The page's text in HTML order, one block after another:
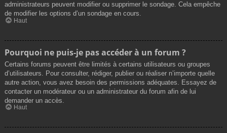
administrateurs peuvent modifier ou supprimer le sondage. Cela empêche
de modifier les options d’un sondage en cours.
Haut
Pourquoi ne puis-je pas accéder à un forum ?
Certains forums peuvent être limités à certains utilisateurs ou groupes
d’utilisateurs. Pour consulter, rédiger, publier ou réaliser n’importe quelle
autre action, vous avez besoin des permissions adéquates. Essayez de
contacter un modérateur ou un administrateur du forum afin de lui
demander un accès.
Haut